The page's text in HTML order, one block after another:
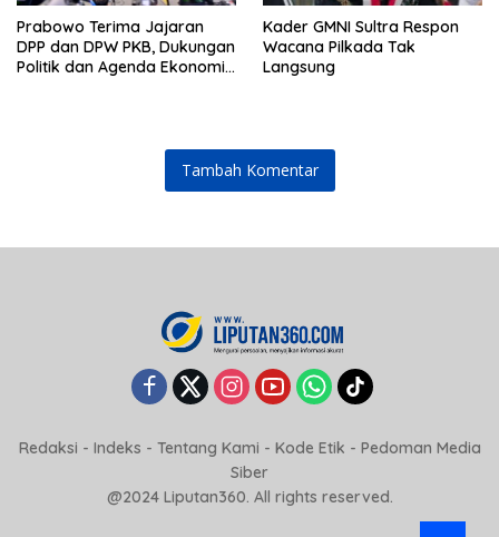
Prabowo Terima Jajaran
DPP dan DPW PKB, Dukungan
Politik dan Agenda Ekonomi
Kader GMNI Sultra Respon
Wacana Pilkada Tak
Langsung
Tambah Komentar
Redaksi - Indeks - Tentang Kami - Kode Etik - Pedoman Media
Siber
@2024 Liputan360. All rights reserved.